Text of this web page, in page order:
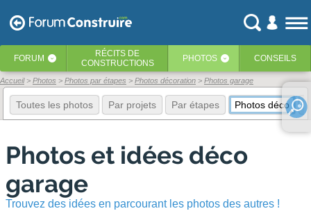
FORUM ‹ RÉCITS DE
CONSTRUCTIONS
PHOTOS ‹ CONSEILS
Accueil Photos Photos par étapes Photos décoration Photos garage
Toutes les photos Par projets Par étapes Photos déco
Photos et idées déco
garage
Trouvez des idées en parcourant les photos des autres !